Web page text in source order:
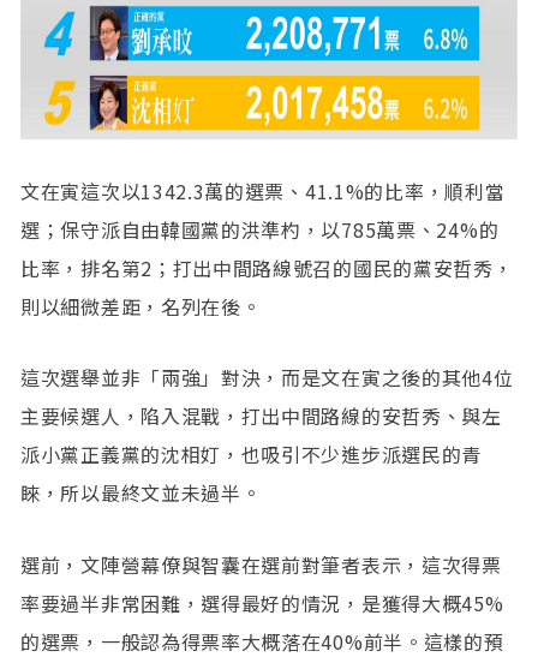
文在寅這次以1342.3萬的選票、41.1%的比率，順利當
選；保守派自由韓國黨的洪準杓，以785萬票、24%的
比率，排名第2；打出中間路線號召的國民的黨安哲秀，
則以細微差距，名列在後。
這次選舉並非「兩強」對決，而是文在寅之後的其他4位
主要候選人，陷入混戰，打出中間路線的安哲秀、與左
派小黨正義黨的沈相奵，也吸引不少進步派選民的青
睞，所以最終文並未過半。
選前，文陣營幕僚與智囊在選前對筆者表示，這次得票
率要過半非常困難，選得最好的情況，是獲得大概45%
的選票，一般認為得票率大概落在40%前半。這樣的預